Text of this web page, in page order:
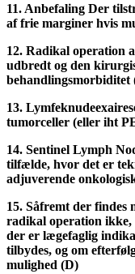
11. Anbefaling Der
af frie marginer hvis
12. Radikal operation
udbredt og den
behandlingsmorbiditet
13.
tumorceller (eller iht
14. Sentinel Lymph
tilfælde, hvor det er
adjuverende
15. Såfremt der findes
radikal operation ikke,
der er lægefaglig
tilbydes, og om
mulighed (D)